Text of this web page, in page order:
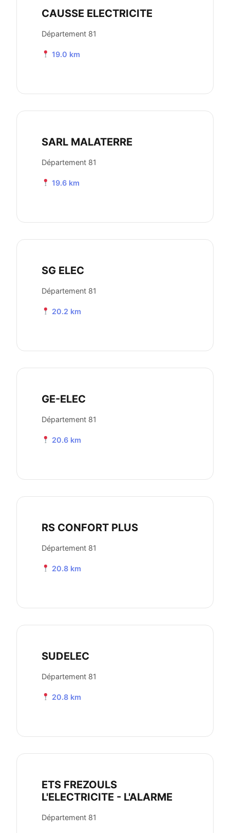
CAUSSE ELECTRICITE
Département 81
19.0 km
SARL MALATERRE
Département 81
19.6 km
SG ELEC
Département 81
20.2 km
GE-ELEC
Département 81
20.6 km
RS CONFORT PLUS
Département 81
20.8 km
SUDELEC
Département 81
20.8 km
ETS FREZOULS
L'ELECTRICITE - L'ALARME
Département 81